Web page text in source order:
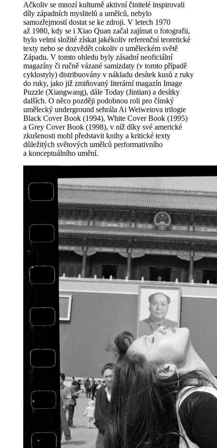
Ačkoliv se mnozí kulturně aktivní činitelé inspirovali
díly západních myslitelů a umělců, nebylo
samozřejmostí dostat se ke zdroji. V letech 1970
až 1980, kdy se i Xiao Quan začal zajímat o fotografii,
bylo velmi složité získat jakékoliv referenční teoretické
texty nebo se dozvědět cokoliv o uměleckém světě
Západu. V tomto ohledu byly zásadní neoficiální
magazíny či ručně vázané samizdaty (v tomto případě
cyklostyly) distribuovány v nákladu desítek kusů z ruky
do ruky, jako již zmiňovaný literární magazín Image
Puzzle (Xiangwang), dále Today (Jintian) a desítky
dalších. O něco později podobnou roli pro čínský
umělecký underground sehrála Ai Weiweiova trilogie
Black Cover Book (1994), White Cover Book (1995)
a Grey Cover Book (1998), v níž díky své americké
zkušenosti mohl představit knihy a kritické texty
důležitých světových umělců performativního
a konceptuálního umění.